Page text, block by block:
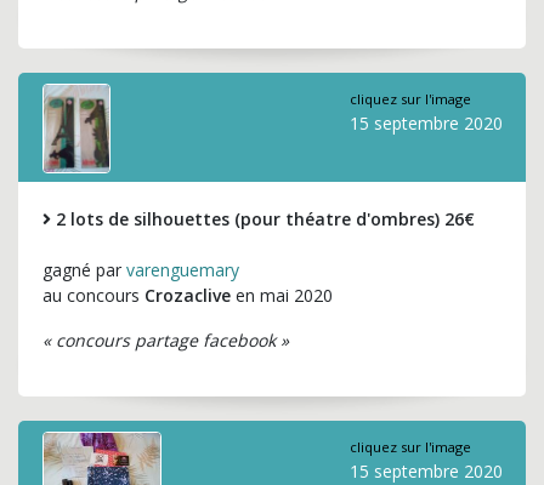
cliquez sur l'image
15 septembre 2020
2 lots de silhouettes (pour théatre d'ombres) 26€
gagné par varenguemary
au concours Crozaclive en mai 2020
« concours partage facebook »
cliquez sur l'image
15 septembre 2020